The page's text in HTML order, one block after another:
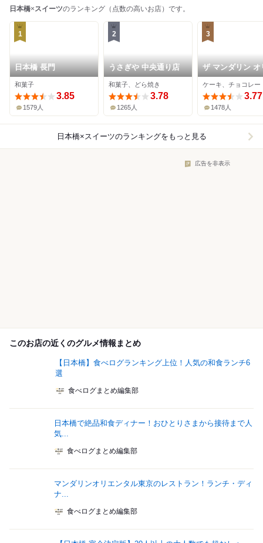
日本橋×スイーツのランキング（点数の高いお店）です。
1
日本橋 長門
和菓子
3.85
1579人
2
うさぎや 中央通り店
和菓子、どら焼き
3.78
1265人
3
ザ マンダリン オ
ンタル グルメシ
プ
ケーキ、チョコレー
3.77
1478人
日本橋×スイーツのランキングをもっと見る
広告を非表示
このお店の近くのグルメ情報まとめ
【日本橋】食べログランキング上位！人気の和食ランチ6
選
食べログまとめ編集部
日本橋で絶品和食ディナー！おひとりさまから接待まで人
気...
食べログまとめ編集部
マンダリンオリエンタル東京のレストラン！ランチ・ディ
ナ...
食べログまとめ編集部